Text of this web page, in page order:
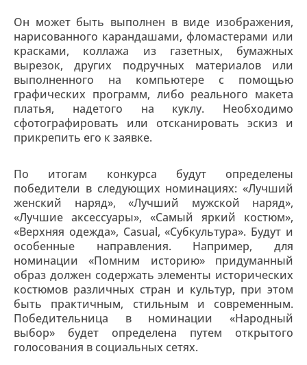
Он может быть выполнен в виде изображения,
нарисованного карандашами, фломастерами или
красками, коллажа из газетных, бумажных
вырезок, других подручных материалов или
выполненного на компьютере с помощью
графических программ, либо реального макета
платья, надетого на куклу. Необходимо
сфотографировать или отсканировать эскиз и
прикрепить его к заявке.
По итогам конкурса будут определены
победители в следующих номинациях: «Лучший
женский наряд», «Лучший мужской наряд»,
«Лучшие аксессуары», «Самый яркий костюм»,
«Верхняя одежда», Casual, «Субкультура». Будут и
особенные направления. Например, для
номинации «Помним историю» придуманный
образ должен содержать элементы исторических
костюмов различных стран и культур, при этом
быть практичным, стильным и современным.
Победительница в номинации «Народный
выбор» будет определена путем открытого
голосования в социальных сетях.